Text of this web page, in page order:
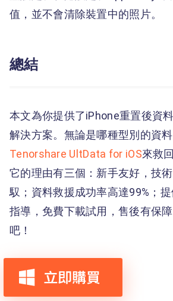
值，並不會清除裝置中的照片。
總結
本文為你提供了iPhone重置後資
解決方案。無論是哪種型別的資
Tenorshare UltData for iOS來救
它的理由有三個：新手友好，技
馭；資料救援成功率高達99%；
指導，免費下載試用，售後有保
吧！